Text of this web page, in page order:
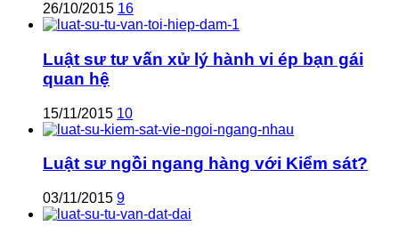
26/10/2015 16
Luật sư tư vấn xử lý hành vi ép bạn gái
quan hệ
15/11/2015 10
Luật sư ngồi ngang hàng với Kiểm sát?
03/11/2015 9